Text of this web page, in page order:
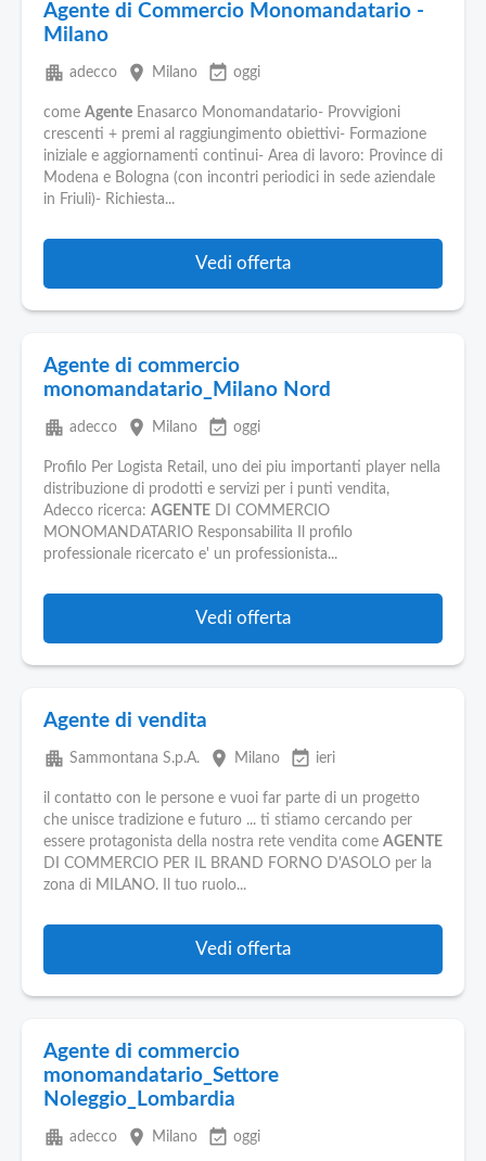
Agente di Commercio Monomandatario -
Milano
apartment adecco place Milano event_available oggi
come Agente Enasarco Monomandatario- Provvigioni
crescenti + premi al raggiungimento obiettivi- Formazione
iniziale e aggiornamenti continui- Area di lavoro: Province di
Modena e Bologna (con incontri periodici in sede aziendale
in Friuli)- Richiesta...
Vedi offerta
Agente di commercio
monomandatario_Milano Nord
apartment adecco place Milano event_available oggi
Profilo Per Logista Retail, uno dei piu importanti player nella
distribuzione di prodotti e servizi per i punti vendita,
Adecco ricerca: AGENTE DI COMMERCIO
MONOMANDATARIO Responsabilita Il profilo
professionale ricercato e' un professionista...
Vedi offerta
Agente di vendita
apartment Sammontana S.p.A. place Milano event_available ieri
il contatto con le persone e vuoi far parte di un progetto
che unisce tradizione e futuro ... ti stiamo cercando per
essere protagonista della nostra rete vendita come AGENTE
DI COMMERCIO PER IL BRAND FORNO D'ASOLO per la
zona di MILANO. Il tuo ruolo...
Vedi offerta
Agente di commercio
monomandatario_Settore
Noleggio_Lombardia
apartment adecco place Milano event_available oggi